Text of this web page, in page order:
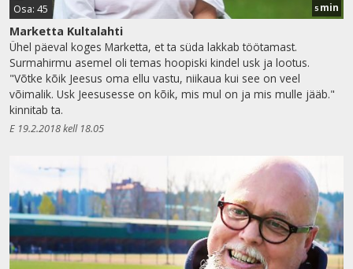
Osa: 45 5 min
Marketta Kultalahti
Ühel päeval koges Marketta, et ta süda lakkab töötamast.
Surmahirmu asemel oli temas hoopiski kindel usk ja lootus.
"Võtke kõik Jeesus oma ellu vastu, niikaua kui see on veel
võimalik. Usk Jeesusesse on kõik, mis mul on ja mis mulle jääb."
kinnitab ta.
E 19.2.2018 kell 18.05